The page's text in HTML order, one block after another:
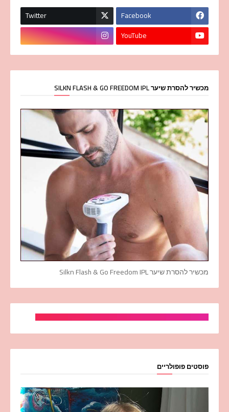
Facebook
Twitter
YouTube
מכשיר להסרת שיער SILKN FLASH & GO FREEDOM IPL
מכשיר להסרת שיער Silkn Flash & Go Freedom IPL
פוסטים פופולריים